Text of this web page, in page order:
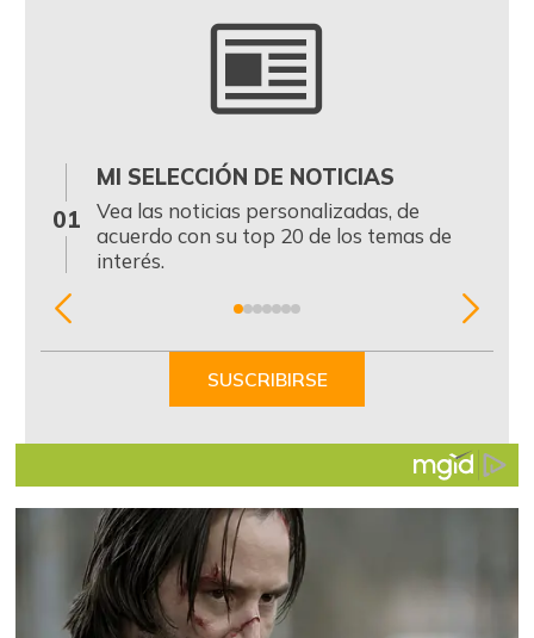
01
MI SELECCIÓN DE NOTICIAS
Vea las noticias personalizadas, de
acuerdo con su top 20 de los temas de
interés.
Item
SUSCRIBIRSE